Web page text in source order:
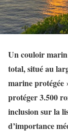
Un couloir marin
total, situé au
marine protégée
protéger 3.500
inclusion sur la
d’importance